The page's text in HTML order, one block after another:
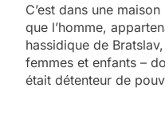
C’est dans une
que l’homme,
hassidique de
femmes et enfants –
était détenteur de